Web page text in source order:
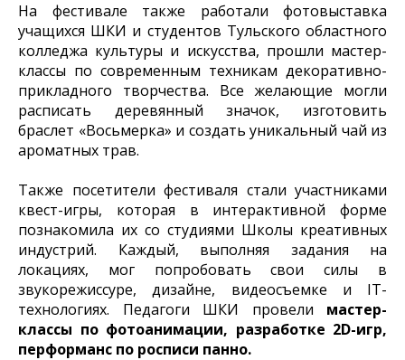
На фестивале также работали фотовыставка
учащихся ШКИ и студентов Тульского областного
колледжа культуры и искусства, прошли мастер-
классы по современным техникам декоративно-
прикладного творчества. Все желающие могли
расписать деревянный значок, изготовить
браслет «Восьмерка» и создать уникальный чай из
ароматных трав.
Также посетители фестиваля стали участниками
квест-игры, которая в интерактивной форме
познакомила их со студиями Школы креативных
индустрий. Каждый, выполняя задания на
локациях, мог попробовать свои силы в
звукорежиссуре, дизайне, видеосъемке и IT-
технологиях. Педагоги ШКИ провели мастер-
классы по фотоанимации, разработке 2D-игр,
перформанс по росписи панно.